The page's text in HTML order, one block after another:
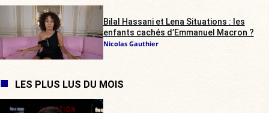
Bilal Hassani et Lena Situations : les
enfants cachés d’Emmanuel Macron ?
Nicolas Gauthier
LES PLUS LUS DU MOIS